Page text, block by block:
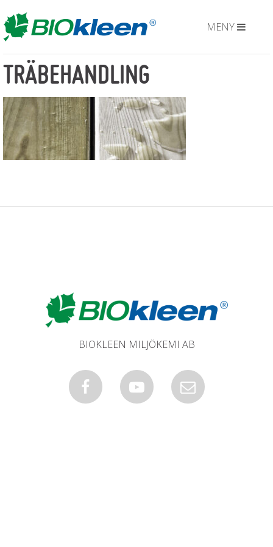
MENY
TRÄBEHANDLING
BIOKLEEN MILJÖKEMI AB